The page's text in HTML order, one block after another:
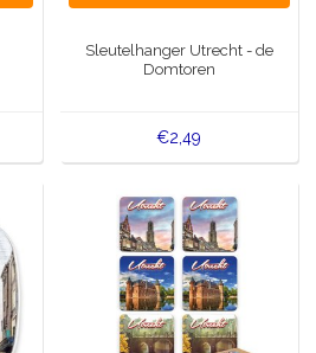
Sleutelhanger Utrecht - de
Domtoren
€2,49